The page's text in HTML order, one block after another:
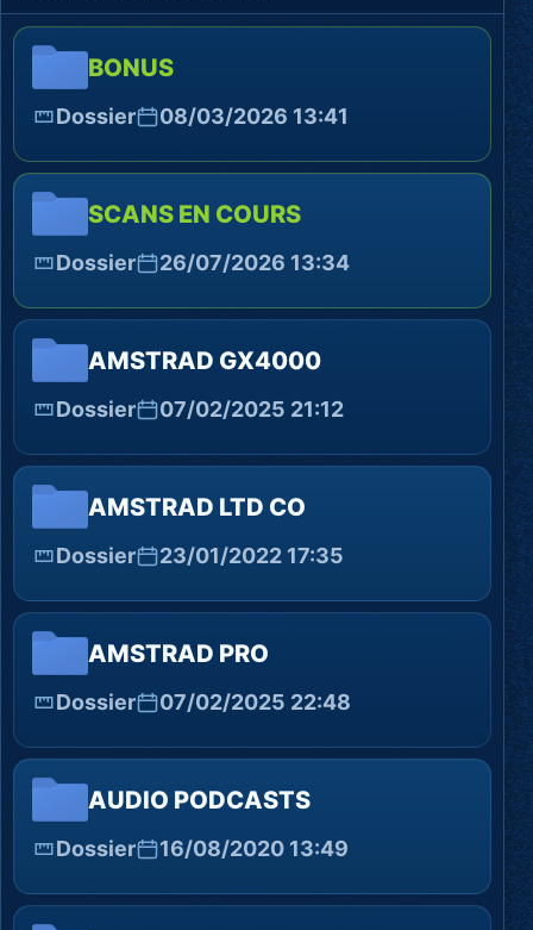
BONUS
Dossier 08/03/2026 13:41
SCANS EN COURS
Dossier 26/07/2026 13:34
AMSTRAD GX4000
Dossier 07/02/2025 21:12
AMSTRAD LTD CO
Dossier 23/01/2022 17:35
AMSTRAD PRO
Dossier 07/02/2025 22:48
AUDIO PODCASTS
Dossier 16/08/2020 13:49